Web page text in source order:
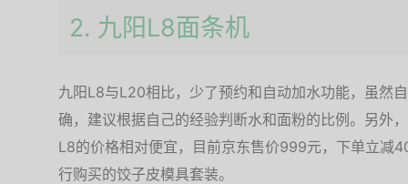
2. 九阳L8面条机
九阳L8与L20相比，少了预约和自动加水功能，虽然
确，建议根据自己的经验判断水和面粉的比例。另外
L8的价格相对便宜，目前京东售价999元，下单立减
行购买的饺子皮模具套装。